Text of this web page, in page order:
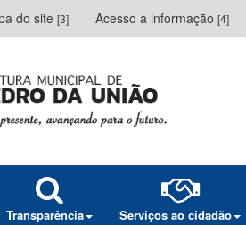
do site [3] Acesso a informação [4]
Transparência Serviços ao cidadão